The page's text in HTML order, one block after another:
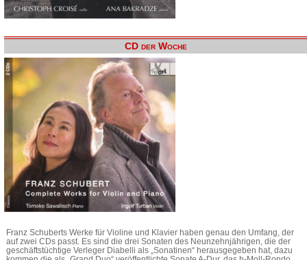
CD der Woche
Franz Schuberts Werke für Violine und Klavier haben genau den Umfang, der
auf zwei CDs passt. Es sind die drei Sonaten des Neunzehnjährigen, die der
geschäftstüchtige Verleger Diabelli als „Sonatinen“ herausgegeben hat, dazu